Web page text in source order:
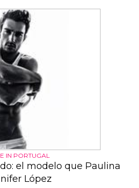
IN PORTUGAL
el modelo que Paulina
López